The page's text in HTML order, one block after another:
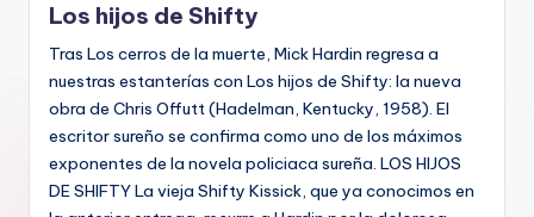
Los hijos de Shifty
Tras Los cerros de la muerte, Mick Hardin regresa a
nuestras estanterías con Los hijos de Shifty: la nueva
obra de Chris Offutt (Hadelman, Kentucky, 1958). El
escritor sureño se confirma como uno de los máximos
exponentes de la novela policiaca sureña. LOS HIJOS
DE SHIFTY La vieja Shifty Kissick, que ya conocimos en